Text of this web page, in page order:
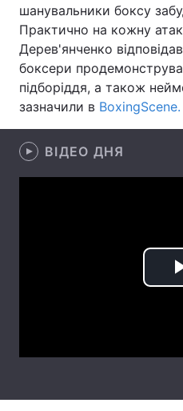
Екологія
Лонгріди
Відео з Youtube
Інтерв'ю
Архів
Тема оформлення
шанувальники боксу
Практично на кожну
Дерев'янченко
боксери
підборіддя, а також
зазначили в BoxingScene.
ВІДЕО ДНЯ